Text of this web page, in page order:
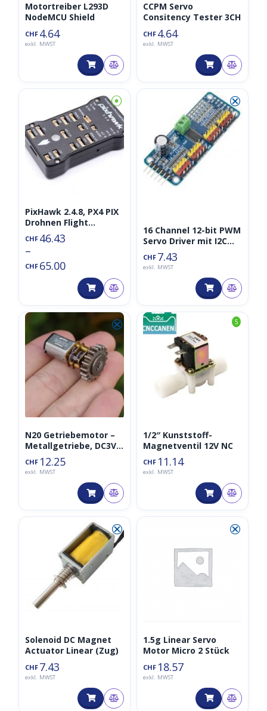
Motortreiber L293D
NodeMCU Shield
CHF 4.64
exkl. MWST
CCPM Servo
Consitency Tester 3CH
CHF 4.64
exkl. MWST
⦿
PixHawk 2.4.8, PX4 PIX
Drohnen Flight
Controller
CHF 46.43
–
CHF 65.00
⮿
16 Channel 12-bit PWM
Servo Driver mit I2C
Interface PCA9685
CHF 7.43
exkl. MWST
⮿
N20 Getriebemotor –
Metallgetriebe, DC3V-
6V, 1:212
CHF 12.25
exkl. MWST
5
1/2″ Kunststoff-
Magnetventil 12V NC
CHF 11.14
exkl. MWST
⮿
Solenoid DC Magnet
Actuator Linear (Zug)
CHF 7.43
exkl. MWST
⮿
1.5g Linear Servo
Motor Micro 2 Stück
CHF 18.57
exkl. MWST